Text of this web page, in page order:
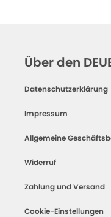
Über den
Datenschutzerklärung
Impressum
Allgemeine
Widerruf
Zahlung und Versand
Cookie-Einstellungen